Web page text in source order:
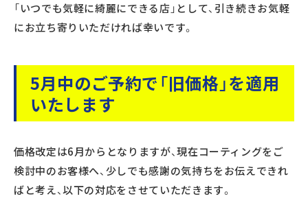
「いつでも気軽に綺麗にできる店」として、引き続きお気軽
にお立ち寄りいただければ幸いです。
5月中のご予約で「旧価格」を適用
いたします
価格改定は6月からとなりますが、現在コーティングをご
検討中のお客様へ、少しでも感謝の気持ちをお伝えできれ
ばと考え、以下の対応をさせていただきます。